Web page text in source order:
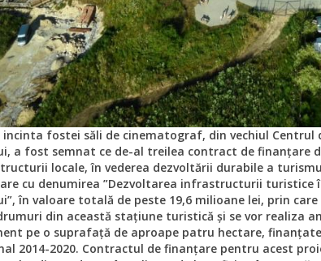
incinta fostei săli de cinematograf, din vechiul
a fost semnat ce de-al treilea contract de finanțare
locale, în vederea dezvoltării durabile a
cu denumirea ”Dezvoltarea infrastructurii turistice
în valoare totală de peste 19,6 milioane lei, prin
din această stațiune turistică și se vor realiza
pe o suprafață de aproape patru hectare,
2014-2020. Contractul de finanțare pentru acest